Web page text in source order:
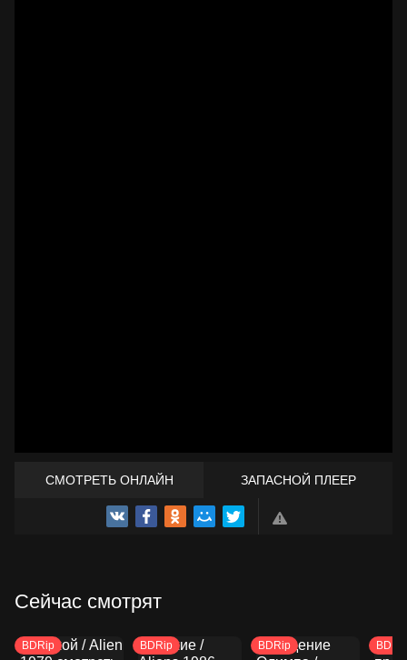
СМОТРЕТЬ ОНЛАЙН ЗАПАСНОЙ ПЛЕЕР
ТРЕЙЛЕР
Сейчас смотрят
BDRip BDRip BDRip